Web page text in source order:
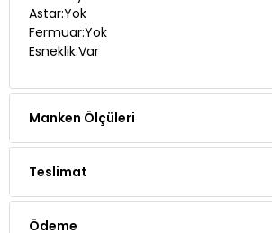
Astar:Yok
Fermuar:Yok
Esneklik:Var
Manken Ölçüleri
Teslimat
Ödeme